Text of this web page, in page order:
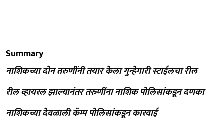
Summary
नाशिकच्या दोन तरुणींनी तयार केला गुन्हेगारी स्टाईलचा रील
रील व्हायरल झाल्यानंतर तरुणींना नाशिक पोलिसांकडून दणका
नाशिकच्या देवळाली कॅम्प पोलिसांकडून कारवाई